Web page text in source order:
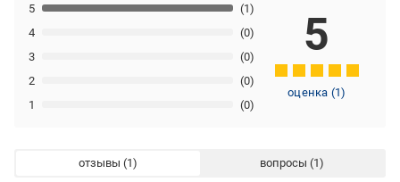
1 (0)
2 (0)
3 (0)
4 (0)
5 (1)
5
оценка (1)
отзывы вопросы